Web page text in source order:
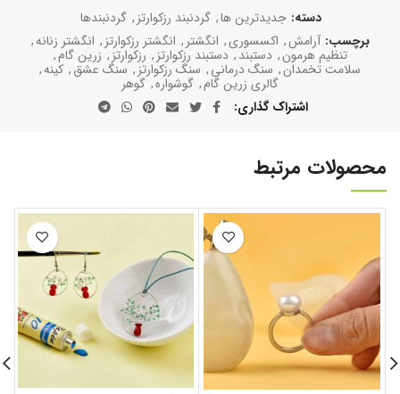
دسته: جدیدترین ها, گردنبند رزکوارتز , گردنبند‌‌ها
برچسب: آرامش, اکسسوری, انگشتر , انگشتر رزکوارتز , انگشتر زنانه,
تنظیم هرمون, دستبند, دستبند رزکوارتز , رزکوارتز , زرین گام,
سلامت تخمدان, سنگ درمانی, سنگ رزکوارتز , سنگ عشق, کینه,
گالری زرین گام, گوشواره, گوهر
اشتراک گذاری
محصولات مرتبط